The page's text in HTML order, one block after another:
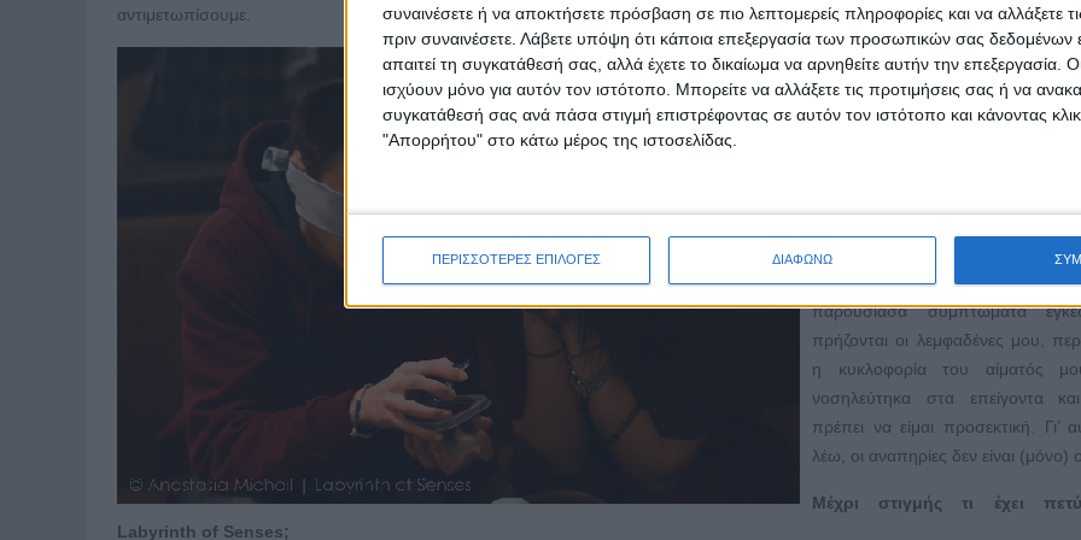
συναινέσετε ή να αποκτήσετε πρόσβαση σε πιο λεπτομερείς πληροφορίες και να αλλάξετε
πριν συναινέσετε. Λάβετε υπόψη ότι κάποια επεξεργασία των προσωπικών σας δεδομένων
απαιτεί τη συγκατάθεσή σας, αλλά έχετε το δικαίωμα να αρνηθείτε αυτήν την επεξεργασία.
ισχύουν μόνο για αυτόν τον ιστότοπο. Μπορείτε να αλλάξετε τις προτιμήσεις σας ή να
συγκατάθεσή σας ανά πάσα στιγμή επιστρέφοντας σε αυτόν τον ιστότοπο και κάνοντας
"Απορρήτου" στο κάτω μέρος της ιστοσελίδας.
ΠΕΡΙΣΣΟΤΕΡΕΣ ΕΠΙΛΟΓΕΣ ΔΙΑΦΩΝΩ
αντιμετωπίσουμε.
Η λέξη «αναπηρία»
φορτισμένη συναισθηματικά,
είναι;
οποία βρίσκονται κοντά στον
ανακάλυψα τυχαία, γιατί
παρουσίασα συμπτώματα
πρήζονται οι λεμφαδένες μου,
η κυκλοφορία του αίματός
νοσηλεύτηκα στα επείγοντα
πρέπει να είμαι προσεκτική. Γι’
λέω, οι αναπηρίες δεν είναι (μόνο)
Μέχρι στιγμής τι έχει
Labyrinth of Senses;